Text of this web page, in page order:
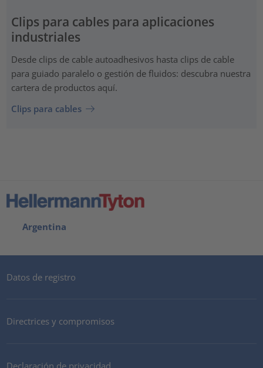
Clips para cables para aplicaciones
industriales
Desde clips de cable autoadhesivos hasta clips de cable
para guiado paralelo o gestión de fluidos: descubra nuestra
cartera de productos aquí.
Clips para cables
Argentina
Datos de registro
Directrices y compromisos
Declaración de privacidad